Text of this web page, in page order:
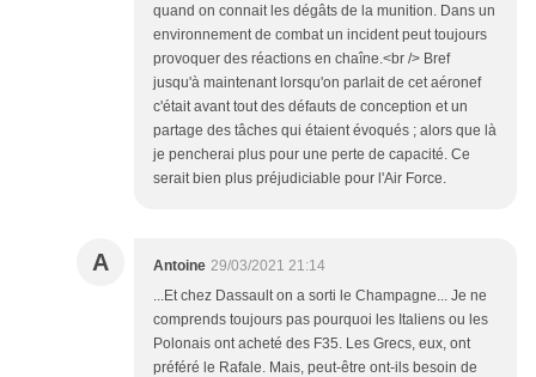
quand on connait les dégâts de la munition. Dans un
environnement de combat un incident peut toujours
provoquer des réactions en chaîne.<br /> Bref
jusqu'à maintenant lorsqu'on parlait de cet aéronef
c'était avant tout des défauts de conception et un
partage des tâches qui étaient évoqués ; alors que là
je pencherai plus pour une perte de capacité. Ce
serait bien plus préjudiciable pour l'Air Force.
A Antoine 29/03/2021 21:14
...Et chez Dassault on a sorti le Champagne... Je ne
comprends toujours pas pourquoi les Italiens ou les
Polonais ont acheté des F35. Les Grecs, eux, ont
préféré le Rafale. Mais, peut-être ont-ils besoin de